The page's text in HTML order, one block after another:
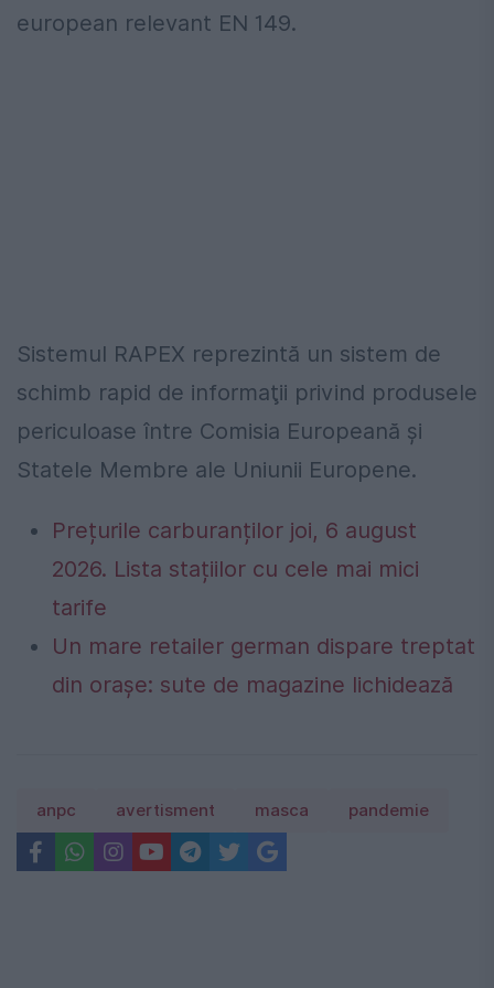
european relevant EN 149.
Sistemul RAPEX reprezintă un sistem de
schimb rapid de informaţii privind produsele
periculoase între Comisia Europeană şi
Statele Membre ale Uniunii Europene.
Prețurile carburanților joi, 6 august
2026. Lista stațiilor cu cele mai mici
tarife
Un mare retailer german dispare treptat
din orașe: sute de magazine lichidează
anpc avertisment masca pandemie